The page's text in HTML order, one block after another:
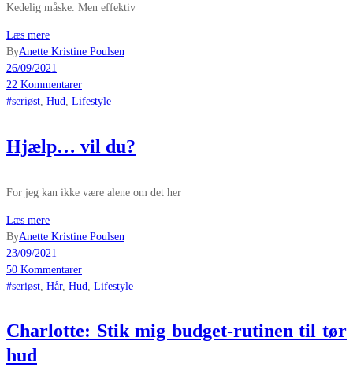
Kedelig måske. Men effektiv
Læs mere
ByAnette Kristine Poulsen
26/09/2021
22 Kommentarer
#seriøst Hud Lifestyle
Hjælp… vil du?
For jeg kan ikke være alene om det her
Læs mere
ByAnette Kristine Poulsen
23/09/2021
50 Kommentarer
#seriøst Hår, Hud Lifestyle
Charlotte: Stik mig budget-rutinen til tør
hud